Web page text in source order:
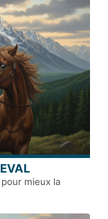
mieux la